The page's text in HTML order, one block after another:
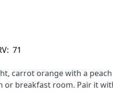
71
carrot orange with a
or breakfast room. Pair it